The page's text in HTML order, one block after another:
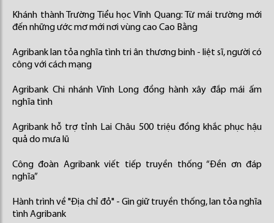
Khánh thành Trường Tiểu học Vĩnh Quang: Từ mái trường mới
đến những ước mơ mới nơi vùng cao Cao Bằng
Agribank lan tỏa nghĩa tình tri ân thương binh - liệt sĩ, người có
công với cách mạng
Agribank Chi nhánh Vĩnh Long đồng hành xây đắp mái ấm
nghĩa tình
Agribank hỗ trợ tỉnh Lai Châu 500 triệu đồng khắc phục hậu
quả do mưa lũ
Công đoàn Agribank viết tiếp truyền thống “Đền ơn đáp
nghĩa”
Hành trình về "Địa chỉ đỏ" - Gìn giữ truyền thống, lan tỏa nghĩa
tình Agribank